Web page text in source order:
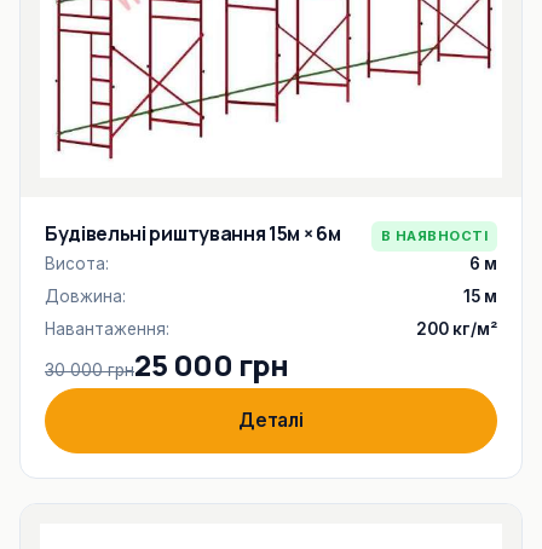
Будівельні риштування 15м × 6м В НАЯВНОСТІ
Висота:
6 м
Довжина:
15 м
Навантаження:
200 кг/м²
30 000 грн25 000 грн
Деталі